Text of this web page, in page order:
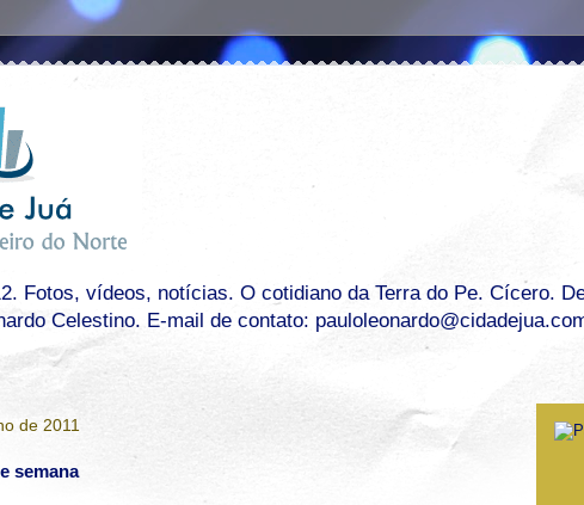
Fotos, vídeos, notícias. O cotidiano da Terra do Pe. Cícero.
Celestino. E-mail de contato:
de 2011
semana